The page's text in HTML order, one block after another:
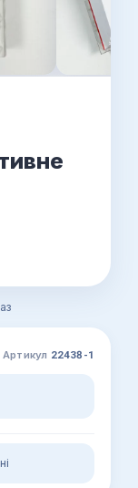
Артикул 22438-1